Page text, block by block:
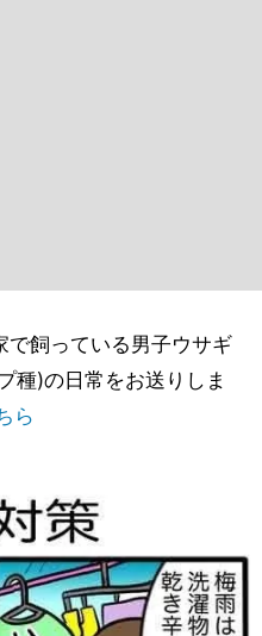
で飼っている男子ウサギ
種)の日常をお送りしま
ら